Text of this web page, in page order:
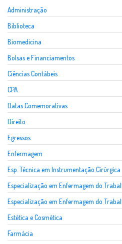
Administração
Biblioteca
Biomedicina
Bolsas e Financiamentos
Ciências Contábeis
CPA
Datas Comemorativas
Direito
Egressos
Enfermagem
Esp. Técnica em Instrumentação Cirúrgica
Especialização em Enfermagem do
Especialização em Enfermagem do
Estética e Cosmética
Farmácia